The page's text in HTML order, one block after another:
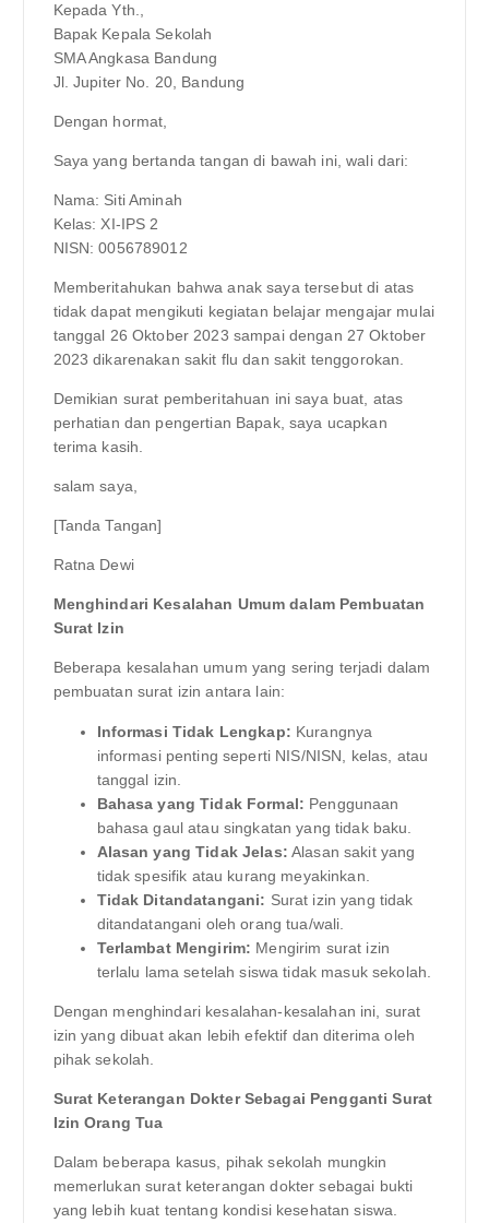
Kepada Yth.,
Bapak Kepala Sekolah
SMA Angkasa Bandung
Jl. Jupiter No. 20, Bandung
Dengan hormat,
Saya yang bertanda tangan di bawah ini, wali dari:
Nama: Siti Aminah
Kelas: XI-IPS 2
NISN: 0056789012
Memberitahukan bahwa anak saya tersebut di atas
tidak dapat mengikuti kegiatan belajar mengajar mulai
tanggal 26 Oktober 2023 sampai dengan 27 Oktober
2023 dikarenakan sakit flu dan sakit tenggorokan.
Demikian surat pemberitahuan ini saya buat, atas
perhatian dan pengertian Bapak, saya ucapkan
terima kasih.
salam saya,
[Tanda Tangan]
Ratna Dewi
Menghindari Kesalahan Umum dalam Pembuatan
Surat Izin
Beberapa kesalahan umum yang sering terjadi dalam
pembuatan surat izin antara lain:
Informasi Tidak Lengkap: Kurangnya
informasi penting seperti NIS/NISN, kelas, atau
tanggal izin.
Bahasa yang Tidak Formal: Penggunaan
bahasa gaul atau singkatan yang tidak baku.
Alasan yang Tidak Jelas: Alasan sakit yang
tidak spesifik atau kurang meyakinkan.
Tidak Ditandatangani: Surat izin yang tidak
ditandatangani oleh orang tua/wali.
Terlambat Mengirim: Mengirim surat izin
terlalu lama setelah siswa tidak masuk sekolah.
Dengan menghindari kesalahan-kesalahan ini, surat
izin yang dibuat akan lebih efektif dan diterima oleh
pihak sekolah.
Surat Keterangan Dokter Sebagai Pengganti Surat
Izin Orang Tua
Dalam beberapa kasus, pihak sekolah mungkin
memerlukan surat keterangan dokter sebagai bukti
yang lebih kuat tentang kondisi kesehatan siswa.